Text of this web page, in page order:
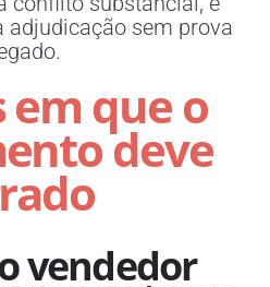
sem prova
em que o
deve
vendedor